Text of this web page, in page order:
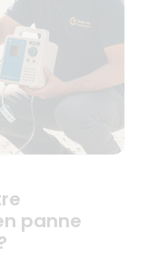
panne